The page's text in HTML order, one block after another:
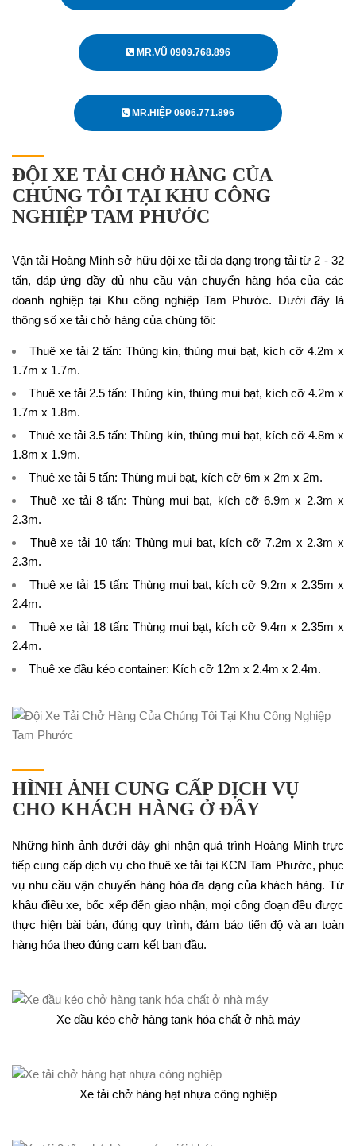
MR.VŨ 0909.768.896
MR.HIỆP 0906.771.896
ĐỘI XE TẢI CHỞ HÀNG CỦA
CHÚNG TÔI TẠI KHU CÔNG
NGHIỆP TAM PHƯỚC
Vận tải Hoàng Minh sở hữu đội xe tải đa dạng trọng tải từ 2 - 32
tấn, đáp ứng đầy đủ nhu cầu vận chuyển hàng hóa của các
doanh nghiệp tại Khu công nghiệp Tam Phước. Dưới đây là
thông số xe tải chở hàng của chúng tôi:
Thuê xe tải 2 tấn: Thùng kín, thùng mui bạt, kích cỡ 4.2m x
1.7m x 1.7m.
Thuê xe tải 2.5 tấn: Thùng kín, thùng mui bạt, kích cỡ 4.2m x
1.7m x 1.8m.
Thuê xe tải 3.5 tấn: Thùng kín, thùng mui bạt, kích cỡ 4.8m x
1.8m x 1.9m.
Thuê xe tải 5 tấn: Thùng mui bạt, kích cỡ 6m x 2m x 2m.
Thuê xe tải 8 tấn: Thùng mui bạt, kích cỡ 6.9m x 2.3m x
2.3m.
Thuê xe tải 10 tấn: Thùng mui bạt, kích cỡ 7.2m x 2.3m x
2.3m.
Thuê xe tải 15 tấn: Thùng mui bạt, kích cỡ 9.2m x 2.35m x
2.4m.
Thuê xe tải 18 tấn: Thùng mui bạt, kích cỡ 9.4m x 2.35m x
2.4m.
Thuê xe đầu kéo container: Kích cỡ 12m x 2.4m x 2.4m.
HÌNH ẢNH CUNG CẤP DỊCH VỤ
CHO KHÁCH HÀNG Ở ĐÂY
Những hình ảnh dưới đây ghi nhận quá trình Hoàng Minh trực
tiếp cung cấp dịch vụ cho thuê xe tải tại KCN Tam Phước, phục
vụ nhu cầu vận chuyển hàng hóa đa dạng của khách hàng. Từ
khâu điều xe, bốc xếp đến giao nhận, mọi công đoạn đều được
thực hiện bài bản, đúng quy trình, đảm bảo tiến độ và an toàn
hàng hóa theo đúng cam kết ban đầu.
Xe đầu kéo chở hàng tank hóa chất ở nhà máy
Xe tải chở hàng hạt nhựa công nghiệp